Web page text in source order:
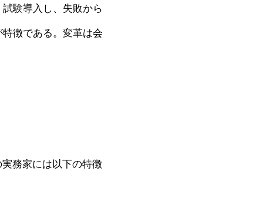
験導入し、失敗から
徴である。変革は会
務家には以下の特徴